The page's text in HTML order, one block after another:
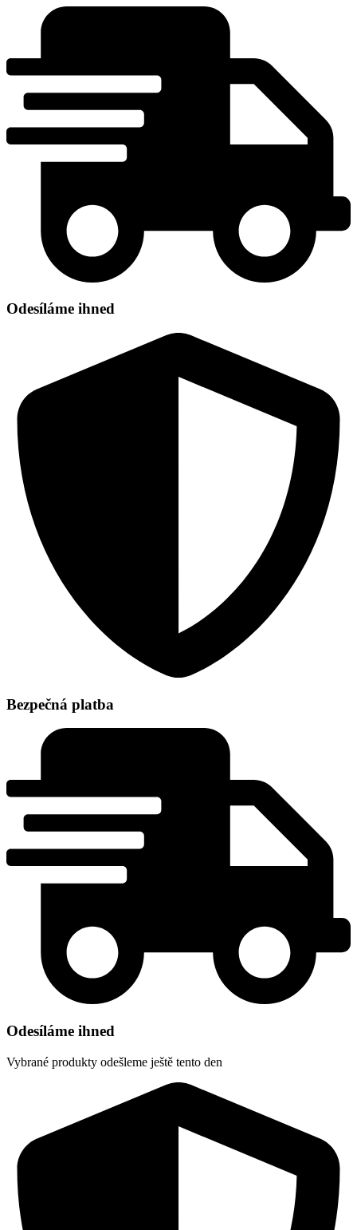
Odesíláme ihned
Bezpečná platba
Odesíláme ihned
Vybrané produkty odešleme ještě tento den